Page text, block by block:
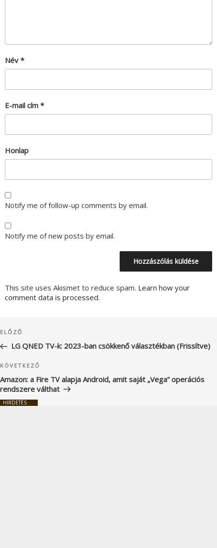
Név *
E-mail cím *
Honlap
Notify me of follow-up comments by email.
Notify me of new posts by email.
This site uses Akismet to reduce spam. Learn how your
comment data is processed.
navigáció
Korábbi
bejegyzés
ELŐZŐ
LG QNED TV-k: 2023-ban csökkenő választékban (Frissítve)
Következő
bejegyzés
KÖVETKEZŐ
Amazon: a Fire TV alapja Android, amit saját „Vega” operációs
rendszere válthat
HIRDETÉS